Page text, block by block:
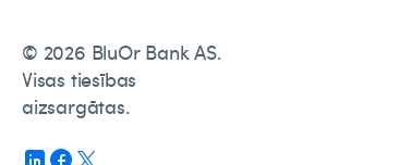
© 2026 BluOr Bank AS.
Visas tiesības
aizsargātas.